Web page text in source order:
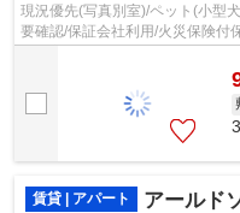
現況優先(写真別室)/ペット(小型
要確認/保証会社利用/火災保険付
は貸主より配給
賃貸 | アパート アールド